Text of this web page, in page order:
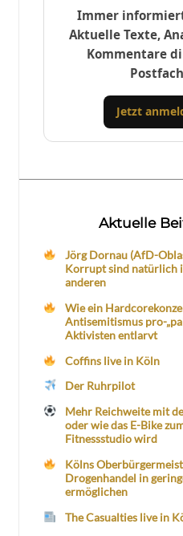
Immer
Aktuelle Texte,
Kommentare
Jetzt
Aktuelle
Jörg Dornau (AfD-
Korrupt sind natürlich
anderen
Wie ein
Antisemitismus pro-
Aktivisten entlarvt
Coffins live in Köln
Der Ruhrpilot
Mehr Reichweite mit
oder wie das E-Bike
Fitnessstudio wird
Kölns
Drogenhandel in
ermöglichen
The Casualties live in